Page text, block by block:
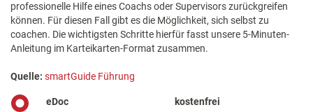
professionelle Hilfe eines Coachs oder Supervisors zurückgreifen
können. Für diesen Fall gibt es die Möglichkeit, sich selbst zu
coachen. Die wichtigsten Schritte hierfür fasst unsere 5-Minuten-
Anleitung im Karteikarten-Format zusammen.
Quelle: smartGuide Führung
eDoc kostenfrei